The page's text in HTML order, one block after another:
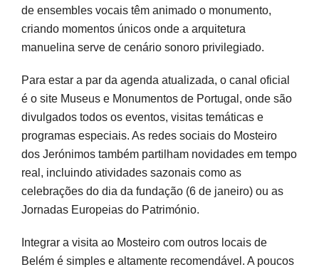
de ensembles vocais têm animado o monumento,
criando momentos únicos onde a arquitetura
manuelina serve de cenário sonoro privilegiado.
Para estar a par da agenda atualizada, o canal oficial
é o site Museus e Monumentos de Portugal, onde são
divulgados todos os eventos, visitas temáticas e
programas especiais. As redes sociais do Mosteiro
dos Jerónimos também partilham novidades em tempo
real, incluindo atividades sazonais como as
celebrações do dia da fundação (6 de janeiro) ou as
Jornadas Europeias do Património.
Integrar a visita ao Mosteiro com outros locais de
Belém é simples e altamente recomendável. A poucos